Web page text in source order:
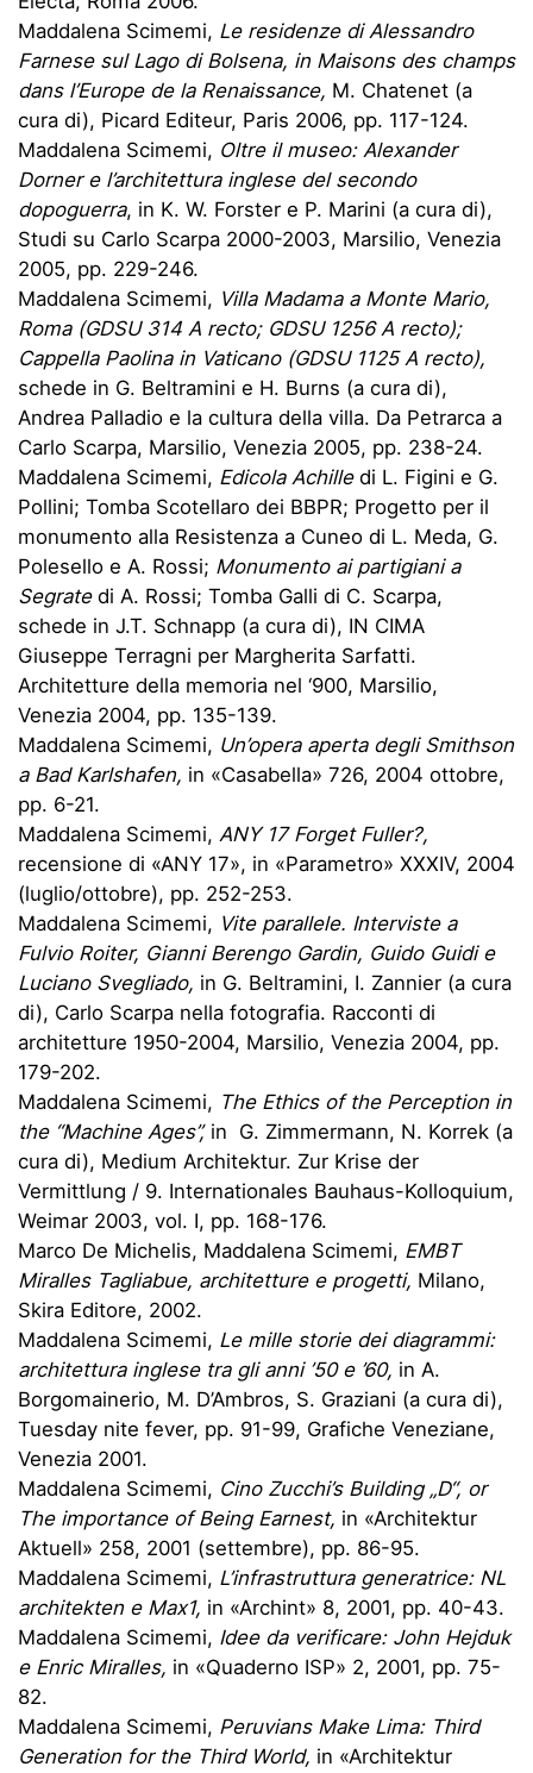
Maddalena Scimemi, Le residenze di Alessandro
Farnese sul Lago di Bolsena, in Maisons des champs
dans l’Europe de la Renaissance, M. Chatenet (a
cura di), Picard Editeur, Paris 2006, pp. 117-124.
Maddalena Scimemi, Oltre il museo: Alexander
Dorner e l’architettura inglese del secondo
dopoguerra, in K. W. Forster e P. Marini (a cura di),
Studi su Carlo Scarpa 2000-2003, Marsilio, Venezia
2005, pp. 229-246.
Maddalena Scimemi, Villa Madama a Monte Mario,
Roma (GDSU 314 A recto; GDSU 1256 A recto);
Cappella Paolina in Vaticano (GDSU 1125 A recto),
schede in G. Beltramini e H. Burns (a cura di),
Andrea Palladio e la cultura della villa. Da Petrarca a
Carlo Scarpa, Marsilio, Venezia 2005, pp. 238-24.
Maddalena Scimemi, Edicola Achilledi L. Figini e G.
Pollini; Tomba Scotellaro dei BBPR; Progetto per il
monumento alla Resistenza a Cuneo di L. Meda, G.
Polesello e A. Rossi; Monumento ai partigiani a
Segratedi A. Rossi; Tomba Galli di C. Scarpa,
schede in J.T. Schnapp (a cura di), IN CIMA
Giuseppe Terragni per Margherita Sarfatti.
Architetture della memoria nel ‘900, Marsilio,
Venezia 2004, pp. 135-139.
Maddalena Scimemi, Un’opera aperta degli Smithson
a Bad Karlshafen, in «Casabella» 726, 2004 ottobre,
pp. 6-21.
Maddalena Scimemi, ANY 17 Forget Fuller?,
recensione di «ANY 17», in «Parametro» XXXIV, 2004
(luglio/ottobre), pp. 252-253.
Maddalena Scimemi, Vite parallele. Interviste a
Fulvio Roiter, Gianni Berengo Gardin, Guido Guidi e
Luciano Svegliado, in G. Beltramini, I. Zannier (a cura
di), Carlo Scarpa nella fotografia. Racconti di
architetture 1950-2004, Marsilio, Venezia 2004, pp.
179-202.
Maddalena Scimemi, The Ethics of the Perception in
the “Machine Ages”,in G. Zimmermann, N. Korrek (a
cura di), Medium Architektur. Zur Krise der
Vermittlung / 9. Internationales Bauhaus-Kolloquium,
Weimar 2003, vol. I, pp. 168-176.
Marco De Michelis, Maddalena Scimemi, EMBT
Miralles Tagliabue, architetture e progetti, Milano,
Skira Editore, 2002.
Maddalena Scimemi, Le mille storie dei diagrammi:
architettura inglese tra gli anni ’50 e ’60, in A.
Borgomainerio, M. D’Ambros, S. Graziani (a cura di),
Tuesday nite fever, pp. 91-99, Grafiche Veneziane,
Venezia 2001.
Maddalena Scimemi, Cino Zucchi’s Building „D“, or
The importance of Being Earnest, in «Architektur
Aktuell» 258, 2001 (settembre), pp. 86-95.
Maddalena Scimemi, L’infrastruttura generatrice: NL
architekten e Max1, in «Archint» 8, 2001, pp. 40-43.
Maddalena Scimemi, Idee da verificare: John Hejduk
e Enric Miralles, in «Quaderno ISP» 2, 2001, pp. 75-
82.
Maddalena Scimemi, Peruvians Make Lima: Third
Generation for the Third World, in «Architektur